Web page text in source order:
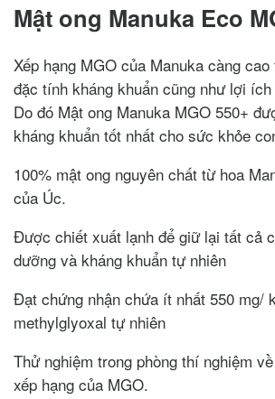
Mật ong Manuka Eco
Xếp hạng MGO của Manuka càng
đặc tính kháng khuẩn cũng như lợi
Do đó Mật ong Manuka MGO 550+
kháng khuẩn tốt nhất cho sức khỏe
100% mật ong nguyên chất từ hoa
của Úc.
Được chiết xuất lạnh để giữ lại tất cả
dưỡng và kháng khuẩn tự nhiên
Đạt chứng nhận chứa ít nhất 550 mg/
methylglyoxal tự nhiên
Thử nghiệm trong phòng thí nghiệm
xếp hạng của MGO.